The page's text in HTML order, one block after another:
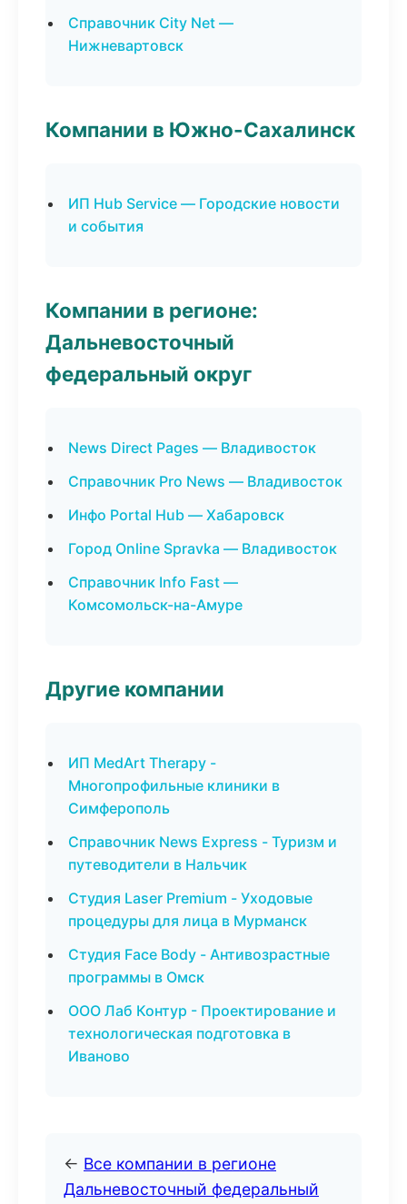
Справочник City Net —
Нижневартовск
Компании в Южно-Сахалинск
ИП Hub Service — Городские новости
и события
Компании в регионе:
Дальневосточный
федеральный округ
News Direct Pages — Владивосток
Справочник Pro News — Владивосток
Инфо Portal Hub — Хабаровск
Город Online Spravka — Владивосток
Справочник Info Fast —
Комсомольск-на-Амуре
Другие компании
ИП MedArt Therapy -
Многопрофильные клиники в
Симферополь
Справочник News Express - Туризм и
путеводители в Нальчик
Студия Laser Premium - Уходовые
процедуры для лица в Мурманск
Студия Face Body - Антивозрастные
программы в Омск
ООО Лаб Контур - Проектирование и
технологическая подготовка в
Иваново
← Все компании в регионе
Дальневосточный федеральный